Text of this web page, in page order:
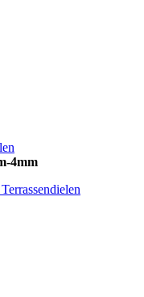
4mm